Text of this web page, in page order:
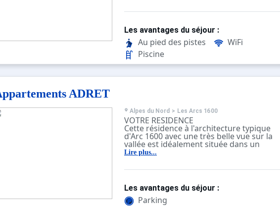
L’hôtel dispose de 28 chambres alliant
d'un spa Sultane de Saba comprenant un
sauna, un bain à remous et un bain
suédois.
Les avantages du séjour :
Au pied des pistes
WiFi
Piscine
ADRET
Alpes du Nord > Les Arcs 1600
VOTRE RESIDENCE
Cette résidence à l'architecture typique
d'Arc 1600 avec une très belle vue sur la
vallée est idéalement située dans un
quartier calme, à deux pas des pistes et à 5
de la station.
Lire plus...
Les avantages du séjour :
Parking